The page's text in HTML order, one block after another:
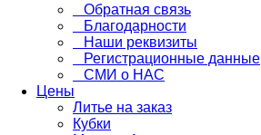
Обратная связь
Благодарности
Наши реквизиты
Регистрационные данные
СМИ о НАС
Цены
Литье на заказ
Кубки